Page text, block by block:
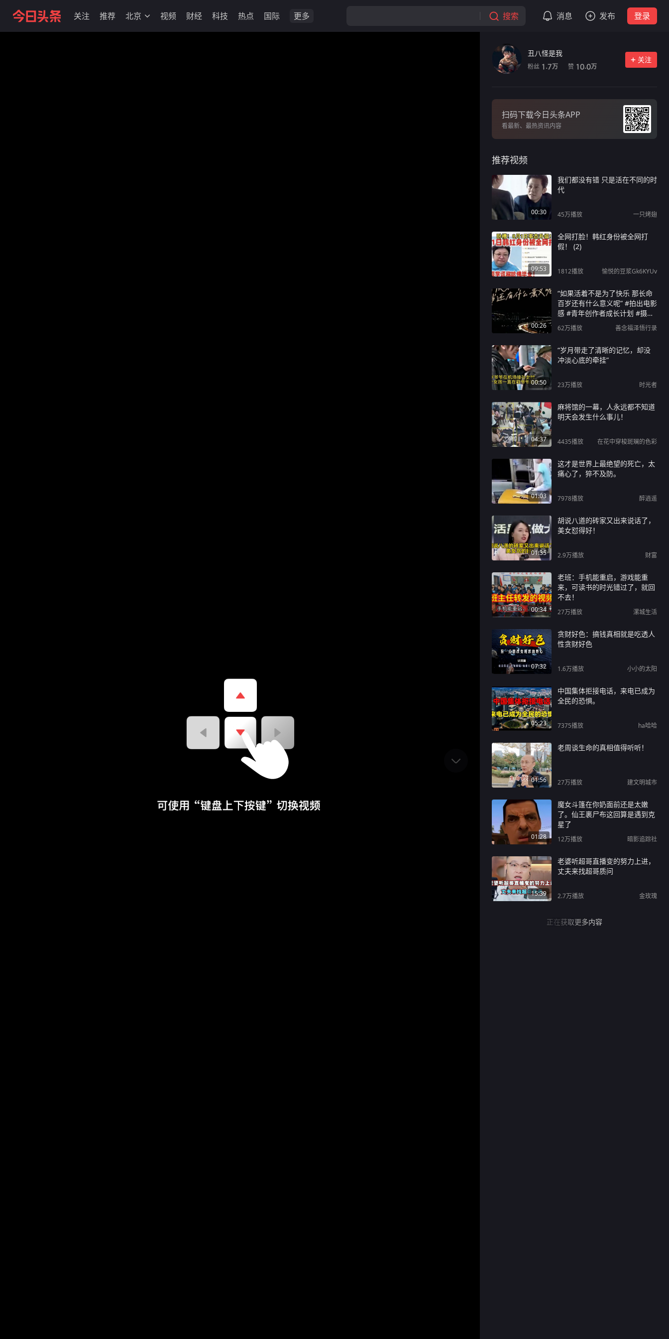
关注 推荐 北京 视频 财经 科技 热点 国际 更多 搜索 消息 发布 登录
丑八怪是我
粉丝 1.7万 赞 10.0万
关注
扫码下载今日头条APP
看最新、最热资讯内容
推荐视频
00:30
我们都没有错 只是活在不同的时
代
45万播放 一只烤翅
09:53
全网打脸！韩红身份被全网打
假！ (2)
1812播放 愉悦的豆浆Gk6KYUv
00:26
“如果活着不是为了快乐 那长命
百岁还有什么意义呢” #拍出电影
感 #青年创作者成长计划 #摄影
美学大赏 #inmyfeelings #情绪
短片
62万播放 善念福泽悟行录
00:50
“岁月带走了清晰的记忆，却没
冲淡心底的牵挂”
23万播放 时光者
04:37
麻将馆的一幕，人永远都不知道
明天会发生什么事儿！
4435播放 在花中穿梭斑斓的色彩
01:03
这才是世界上最绝望的死亡，太
痛心了，猝不及防。
7978播放 醉逍遥
01:35
胡说八道的砖家又出来说话了，
美女怼得好！
2.9万播放 财富
00:34
老班：手机能重启，游戏能重
来，可读书的时光错过了，就回
不去！
27万播放 漯城生活
07:32
贪财好色：搞钱真相就是吃透人
性贪财好色
1.6万播放 小小的太阳
05:23
中国集体拒接电话，来电已成为
全民的恐惧。
7375播放 ha哈哈
01:56
老周谈生命的真相值得听听！
27万播放 建文明城市
01:28
魔女斗篷在你奶面前还是太嫩
了。仙王裹尸布这回算是遇到克
星了
12万播放 暗影追踪社
15:39
老婆听超哥直播变的努力上进，
丈夫来找超哥质问
2.7万播放 金玫瑰
正在获取更多内容